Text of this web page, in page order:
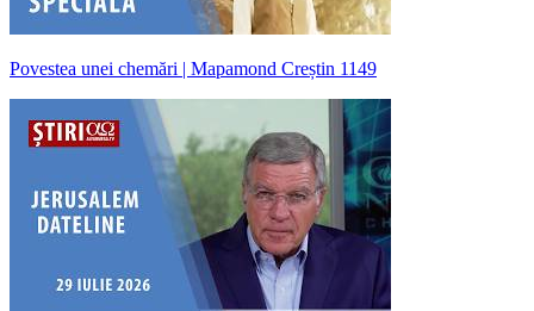
Povestea unei chemări | Mapamond Creștin 1149